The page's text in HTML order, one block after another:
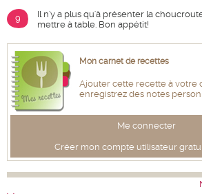
9
Il n'y a plus qu'à présenter la
mettre à table. Bon appétit!
Mon carnet de recettes
Ajouter cette recette à votre
enregistrez des notes
Me connecter
Créer mon compte utilisateur